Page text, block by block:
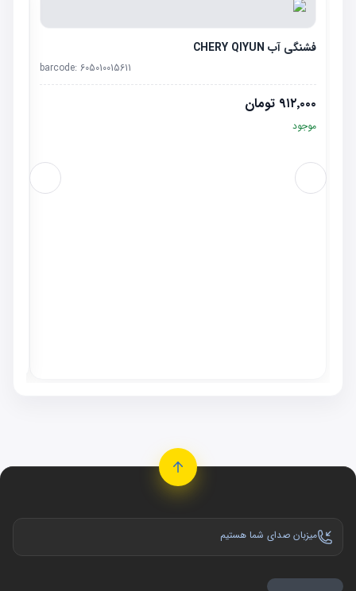
فشنگی آب CHERY QIYUN
barcode: 605010015611
۹۱۲٬۰۰۰ تومان
موجود
میزبان صدای شما هستیم